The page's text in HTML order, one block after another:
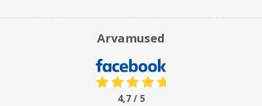
Arvamused
4,7 / 5